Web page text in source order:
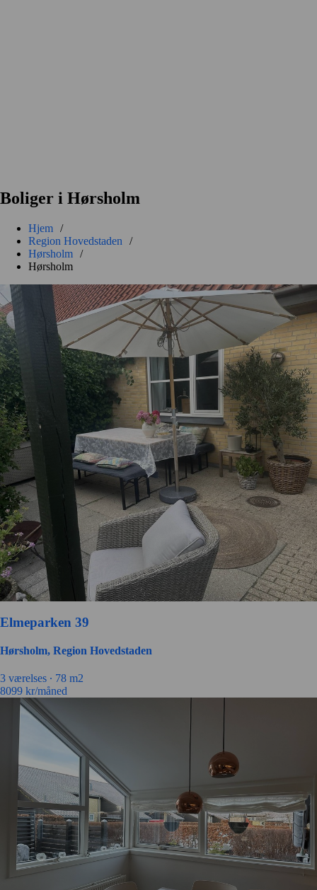
Boliger i Hørsholm
Hjem /
Region Hovedstaden
/
Hørsholm /
Hørsholm
Elmeparken 39
Hørsholm, Region Hovedstaden
3 værelses ∙ 78 m2
8099 kr/måned